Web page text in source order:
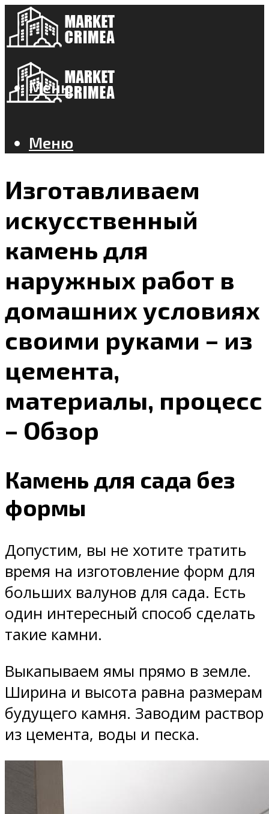
Меню
Меню
Изготавливаем
искусственный
камень для
наружных работ в
домашних условиях
своими руками – из
цемента,
материалы, процесс
– Обзор
Камень для сада без
формы
Допустим, вы не хотите тратить
время на изготовление форм для
больших валунов для сада. Есть
один интересный способ сделать
такие камни.
Выкапываем ямы прямо в земле.
Ширина и высота равна размерам
будущего камня. Заводим раствор
из цемента, воды и песка.